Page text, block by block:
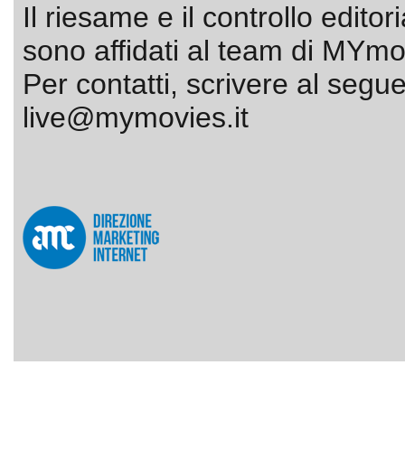
Il riesame e il controllo
sono affidati al team di
Per contatti, scrivere al
live@mymovies.it